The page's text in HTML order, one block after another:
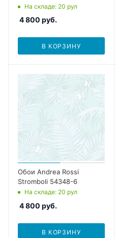
На складе: 20 рул
4 800 руб.
В КОРЗИНУ
Обои Andrea Rossi
Stromboli 54348-6
На складе: 20 рул
4 800 руб.
В КОРЗИНУ